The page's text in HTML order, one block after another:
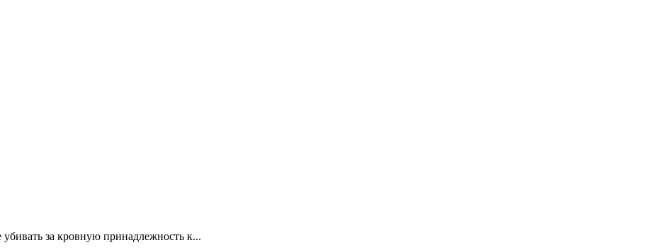
за кровную принадлежность к...